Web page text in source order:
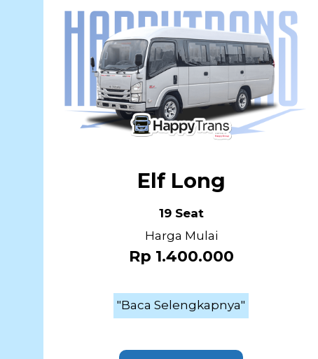
Elf Long
19 Seat
Harga Mulai
Rp 1.400.000
"Baca Selengkapnya"